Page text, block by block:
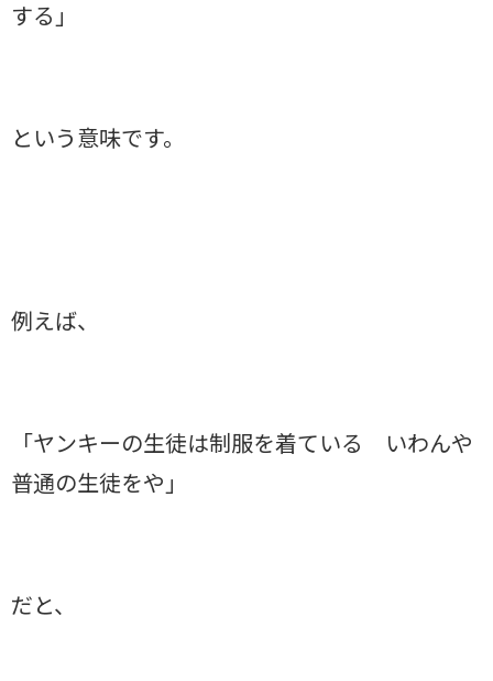
する」
という意味です。
例えば、
「ヤンキーの生徒は制服を着ている いわんや
普通の生徒をや」
だと、